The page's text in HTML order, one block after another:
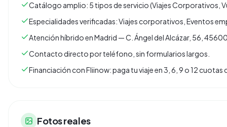
Catálogo amplio: 5 tipos de servicio (Viajes Corporativos,
Especialidades verificadas: Viajes corporativos, Eventos
Atención híbrido en Madrid — C. Ángel del Alcázar, 56,
Contacto directo por teléfono, sin formularios largos.
Financiación con Fliinow: paga tu viaje en 3, 6, 9 o 12
Fotos reales